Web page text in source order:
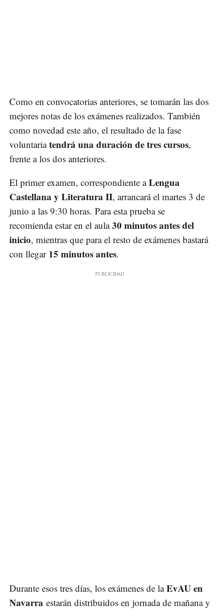
Como en convocatorias anteriores, se tomarán las dos
mejores notas de los exámenes realizados. También
como novedad este año, el resultado de la fase
voluntariatendrá una duración de tres cursos,
frente a los dos anteriores.
El primer examen, correspondiente aLengua
Castellana y Literatura II, arrancará el martes 3 de
junio a las 9:30 horas. Para esta prueba se
recomienda estar en el aula30 minutos antes del
inicio, mientras que para el resto de exámenes bastará
con llegar 15 minutos antes.
Durante esos tres días, los exámenes de laEvAU en
Navarra estarán distribuidos en jornada de mañana y